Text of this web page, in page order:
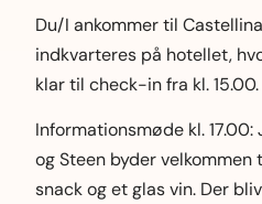
Du/I ankommer til
indkvarteres på hotellet,
klar til check-in fra kl. 15.00.
Informationsmøde kl.
og Steen byder
snack og et glas vin. Der